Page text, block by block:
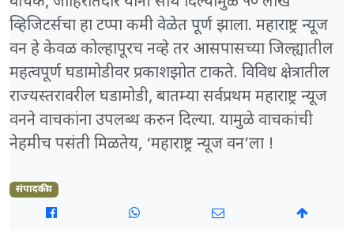
व्हिजिटर्सचा हा टप्पा कमी वेळेत पूर्ण झाला. महाराष्ट्र न्यूज
वन हे केवळ कोल्हापूरच नव्हे तर आसपासच्या जिल्ह्यातील
महत्वपूर्ण घडामोडीवर प्रकाशझोत टाकते. विविध क्षेत्रातील
राज्यस्तरावरील घडामोडी, बातम्या सर्वप्रथम महाराष्ट्र न्यूज
वनने वाचकांना उपलब्ध करुन दिल्या. यामुळे वाचकांची
नेहमीच पसंती मिळतेय, ‘महाराष्ट्र न्यूज वन’ला !
संपादकीय